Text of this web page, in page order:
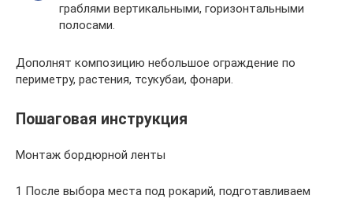
граблями вертикальными, горизонтальными
полосами.
Дополнят композицию небольшое ограждение по
периметру, растения, тсукубаи, фонари.
Пошаговая инструкция
Монтаж бордюрной ленты
1 После выбора места под рокарий, подготавливаем